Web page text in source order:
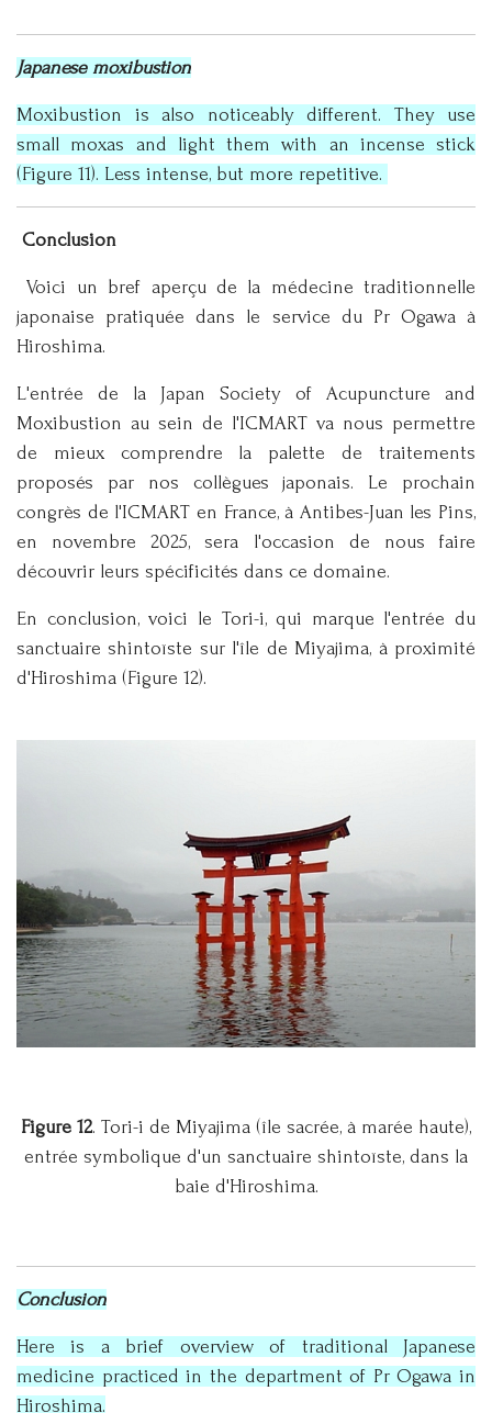
Japanese moxibustion
Moxibustion is also noticeably different. They use
small moxas and light them with an incense stick
(Figure 11). Less intense, but more repetitive.
Conclusion
Voici un bref aperçu de la médecine traditionnelle
japonaise pratiquée dans le service du Pr Ogawa à
Hiroshima.
L'entrée de la Japan Society of Acupuncture and
Moxibustion au sein de l'ICMART va nous permettre
de mieux comprendre la palette de traitements
proposés par nos collègues japonais. Le prochain
congrès de l'ICMART en France, à Antibes-Juan les Pins,
en novembre 2025, sera l'occasion de nous faire
découvrir leurs spécificités dans ce domaine.
En conclusion, voici le Tori-i, qui marque l'entrée du
sanctuaire shintoïste sur l'île de Miyajima, à proximité
d'Hiroshima (Figure 12).
Figure 12. Tori-i de Miyajima (île sacrée, à marée haute),
entrée symbolique d'un sanctuaire shintoïste, dans la
baie d'Hiroshima.
Conclusion
Here is a brief overview of traditional Japanese
medicine practiced in the department of Pr Ogawa in
Hiroshima.